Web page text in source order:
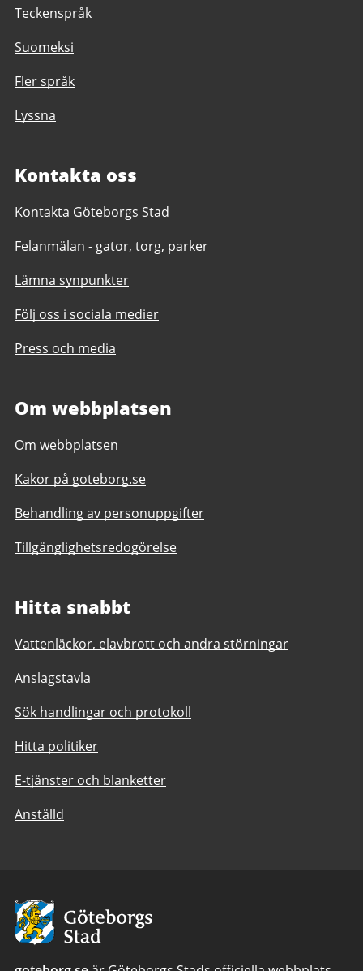
Teckenspråk
Suomeksi
Fler språk
Lyssna
Kontakta oss
Kontakta Göteborgs Stad
Felanmälan - gator, torg, parker
Lämna synpunkter
Följ oss i sociala medier
Press och media
Om webbplatsen
Om webbplatsen
Kakor på goteborg.se
Behandling av personuppgifter
Tillgänglighetsredogörelse
Hitta snabbt
Vattenläckor, elavbrott och andra störningar
Anslagstavla
Sök handlingar och protokoll
Hitta politiker
E-tjänster och blanketter
Anställd
Avsändare:
Göteborgs
Stad